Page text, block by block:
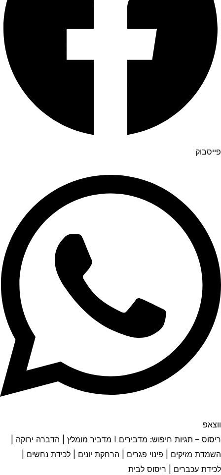
פייסבוק
ווצאפ
ריסוס – תגיות חיפוש: מדבירים I מדביר מומלץ | הדברה ירוקה |
השמדת מזיקים | פינוי פגרים | הרחקת יונים | לכידת נחשים |
לכידת עכברים | ריסוס לבית